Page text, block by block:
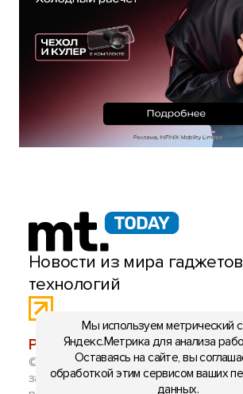
Новости из мира
технологий
РЕКЛАМА:
© 2006-2026 mt.today \ mobiltelefon.ru.
защищены. Использование материалов
Мы используем метрический
Яндекс.Метрика для анализа
Оставаясь на сайте, вы
обработкой этим сервисом ваших
данных.